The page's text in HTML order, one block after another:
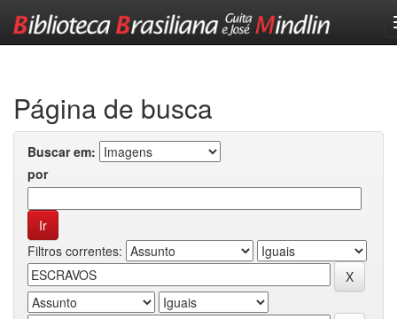
Página de busca
Buscar em:
por
Filtros correntes: